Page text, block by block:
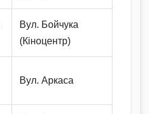
Вул. Бойчука
(Кіноцентр)
Вул. Аркаса